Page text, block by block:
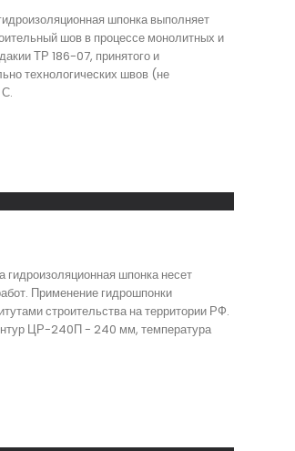
шпонка выполняет
шов в процессе монолитных и
ТР 186-07, принятого и
технологических швов (не
шпонка несет
Применение гидрошпонки
строительства на территории РФ.
ЦР-240П - 240 мм, температура